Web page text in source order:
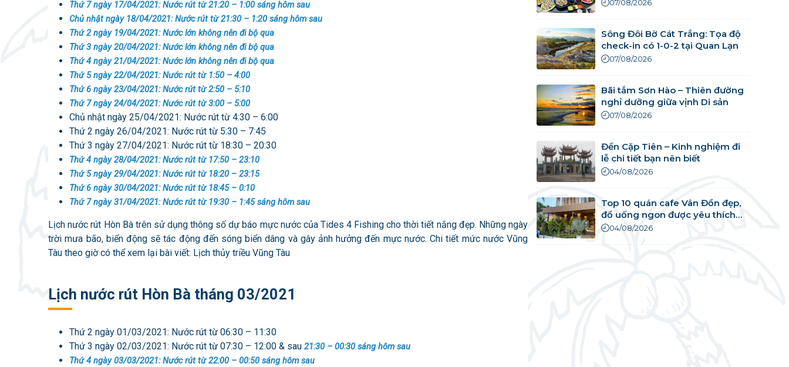
Thứ 7 ngày 17/04/2021: Nước rút từ 21:20 – 1:00 sáng hôm sau
Chủ nhật ngày 18/04/2021: Nước rút từ 21:30 – 1:20 sáng hôm sau
Thứ 2 ngày 19/04/2021: Nước lớn không nên đi bộ qua
Thứ 3 ngày 20/04/2021: Nước lớn không nên đi bộ qua
Thứ 4 ngày 21/04/2021: Nước lớn không nên đi bộ qua
Thứ 5 ngày 22/04/2021: Nước rút từ 1:50 – 4:00
Thứ 6 ngày 23/04/2021: Nước rút từ 2:50 – 5:10
Thứ 7 ngày 24/04/2021: Nước rút từ 3:00 – 5:00
Chủ nhật ngày 25/04/2021: Nước rút từ 4:30 – 6:00
Thứ 2 ngày 26/04/2021: Nước rút từ 5:30 – 7:45
Thứ 3 ngày 27/04/2021: Nước rút từ 18:30 – 20:30
Thứ 4 ngày 28/04/2021: Nước rút từ 17:50 – 23:10
Thứ 5 ngày 29/04/2021: Nước rút từ 18:20 – 23:15
Thứ 6 ngày 30/04/2021: Nước rút từ 18:45 – 0:10
Thứ 7 ngày 31/04/2021: Nước rút từ 19:30 – 1:45 sáng hôm sau
Lịch nước rút Hòn Bà trên sử dụng thông số dự báo mực nước của Tides 4 Fishing cho thời tiết nắng đẹp. Những ngày
trời mưa bão, biển động sẽ tác động đến sóng biển dâng và gây ảnh hưởng đến mực nước. Chi tiết mức nước Vũng
Tàu theo giờ có thể xem lại bài viết: Lịch thủy triều Vũng Tàu
Lịch nước rút Hòn Bà tháng 03/2021
Thứ 2 ngày 01/03/2021: Nước rút từ 06:30 – 11:30
Thứ 3 ngày 02/03/2021: Nước rút từ 07:30 – 12:00 & sau 21:30 – 00:30 sáng hôm sau
Thứ 4 ngày 03/03/2021: Nước rút từ 22:00 – 00:50 sáng hôm sau
07/08/2026
Sông Đôi Bờ Cát Trắng: Tọa độ
check-in có 1-0-2 tại Quan Lạn
07/08/2026
Bãi tắm Sơn Hào – Thiên đường
nghỉ dưỡng giữa vịnh Di sản
07/08/2026
Đền Cặp Tiên – Kinh nghiệm đi
lễ chi tiết bạn nên biết
04/08/2026
Top 10 quán cafe Vân Đồn đẹp,
đồ uống ngon được yêu thích
nhất
04/08/2026